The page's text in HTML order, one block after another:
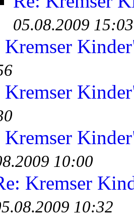
05.08.2009 15:03
Kremser
Kremser
Kremser
10:00
Kremser
10:32